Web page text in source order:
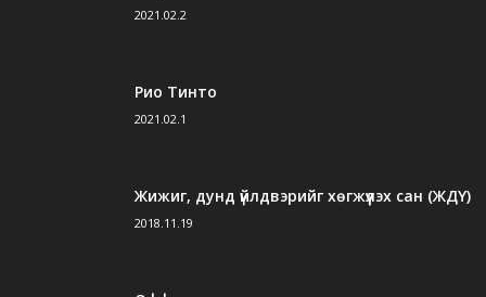
2021.02.2
Рио Тинто
2021.02.1
Жижиг, дунд үйлдвэрийг хөгжүүлэх сан (ЖДҮ)
2018.11.19